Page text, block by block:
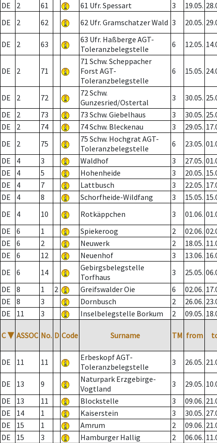
DE 2 61 61 Ufr. Spessart 3 19.05.
DE
2 62 62 Ufr. Gramschatzer Wald 3 20.05.
DE 2 63
63 Ufr. Haßberge AGT-
Toleranzbelegstelle
6 12.05.
DE 2 71
71 Schw. Scheppacher
Forst AGT-
Toleranzbelegstelle
6 15.05.
DE 2 72
72 Schw.
Gunzesried/Ostertal
3 30.05.
DE
2 73 73 Schw. Giebelhaus 3 30.05.
DE
2 74 74 Schw. Bleckenau 3 29.05.
DE
2 75
75 Schw. Hochgrat AGT-
Toleranzbelegstelle
6 23.05.
DE
4 3 Waldhof 3 27.05.
DE
4 5 Hohenheide 3 20.05.
DE
4 7 Lattbusch 3 22.05.
DE
4 8 Schorfheide-Wildfang 3 15.05.
DE
4 10 Rotkäppchen 3 01.06.
DE
6 1 Spiekeroog 2 02.06.
DE
6 2 Neuwerk 2 18.05.
DE
6 12 Neuenhof 3 13.06.
DE
6 14
Gebirgsbelegstelle
Torfhaus
3 25.05.
DE
8 1 2 Greifswalder Oie 6 02.06.
DE
8 3 Dornbusch 2 26.06.
DE
11 3 Inselbelegstelle Borkum 2 09.05.
C ▼ ASSOC No. D Code Surname TM from
DE 11 11
Erbeskopf AGT-
Toleranzbelegstelle
3 26.05.
DE 13 9
Naturpark Erzgebirge-
Vogtland
3 29.05.
DE
13 11 Blockstelle 3 09.06.
DE
14 1 Kaiserstein 3 30.05.
DE
15 1 Amrum 2 09.06.
DE
15 3 Hamburger Hallig 2 06.06.